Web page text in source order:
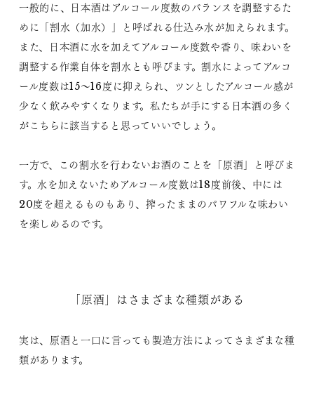
一般的に、日本酒はアルコール度数のバランスを調整するた
めに「割水（加水）」と呼ばれる仕込み水が加えられます。
また、日本酒に水を加えてアルコール度数や香り、味わいを
調整する作業自体を割水とも呼びます。割水によってアルコ
ール度数は15〜16度に抑えられ、ツンとしたアルコール感が
少なく飲みやすくなります。私たちが手にする日本酒の多く
がこちらに該当すると思っていいでしょう。
一方で、この割水を行わないお酒のことを「原酒」と呼びま
す。水を加えないためアルコール度数は18度前後、中には
20度を超えるものもあり、搾ったままのパワフルな味わい
を楽しめるのです。
「原酒」はさまざまな種類がある
実は、原酒と一口に言っても製造方法によってさまざまな種
類があります。